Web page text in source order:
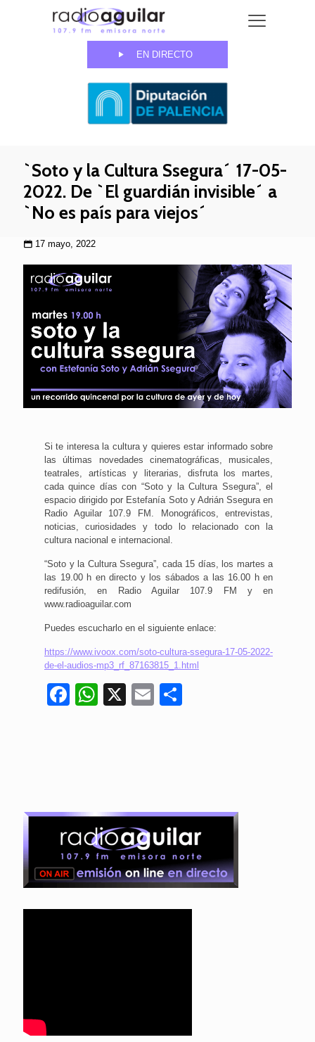
EN DIRECTO
`Soto y la Cultura Ssegura´ 17-05-
2022. De `El guardián invisible´ a
`No es país para viejos´
17 mayo, 2022
Si te interesa la cultura y quieres estar informado sobre
las últimas novedades cinematográficas, musicales,
teatrales, artísticas y literarias, disfruta los martes,
cada quince días con “Soto y la Cultura Ssegura”, el
espacio dirigido por Estefanía Soto y Adrián Ssegura en
Radio Aguilar 107.9 FM. Monográficos, entrevistas,
noticias, curiosidades y todo lo relacionado con la
cultura nacional e internacional.
“Soto y la Cultura Ssegura”, cada 15 días, los martes a
las 19.00 h en directo y los sábados a las 16.00 h en
redifusión, en Radio Aguilar 107.9 FM y en
www.radioaguilar.com
Puedes escucharlo en el siguiente enlace:
https://www.ivoox.com/soto-cultura-ssegura-17-05-2022-
de-el-audios-mp3_rf_87163815_1.html
Facebook
WhatsApp
X Email